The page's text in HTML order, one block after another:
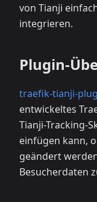
von Tianji
integrieren.
Plugin-
traefik-tianji-
entwickeltes
Tianji-Tracking-
einfügen kann,
geändert
Besucherdaten